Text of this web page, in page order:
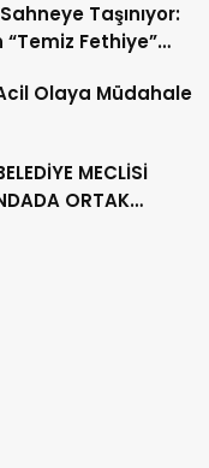
Taşınıyor:
Fethiye”
Olaya Müdahale
MECLİSİ
ORTAK